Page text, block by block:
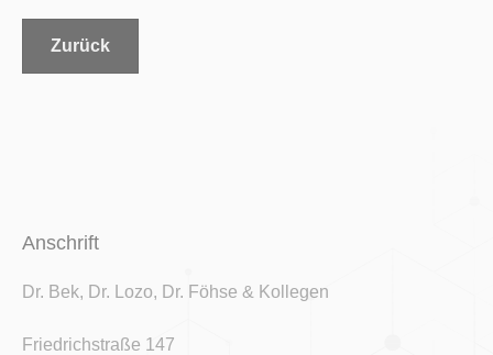
Zurück
Anschrift
Dr. Bek, Dr. Lozo, Dr. Föhse & Kollegen
Friedrichstraße 147